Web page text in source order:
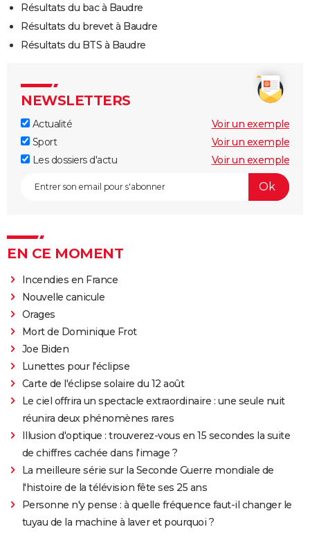
Résultats du bac à Baudre
Résultats du brevet à Baudre
Résultats du BTS à Baudre
NEWSLETTERS
Actualité
Voir un exemple
Sport
Voir un exemple
Les dossiers d'actu
Voir un exemple
EN CE MOMENT
Incendies en France
Nouvelle canicule
Orages
Mort de Dominique Frot
Joe Biden
Lunettes pour l'éclipse
Carte de l'éclipse solaire du 12 août
Le ciel offrira un spectacle extraordinaire : une seule nuit
réunira deux phénomènes rares
Illusion d'optique : trouverez-vous en 15 secondes la suite
de chiffres cachée dans l'image ?
La meilleure série sur la Seconde Guerre mondiale de
l'histoire de la télévision fête ses 25 ans
Personne n'y pense : à quelle fréquence faut-il changer le
tuyau de la machine à laver et pourquoi ?